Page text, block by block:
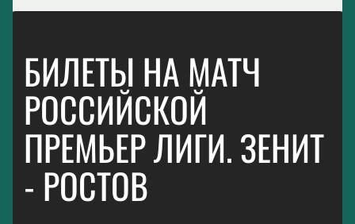
БИЛЕТЫ НА МАТЧ
РОССИЙСКОЙ
ПРЕМЬЕР ЛИГИ. ЗЕНИТ
- РОСТОВ